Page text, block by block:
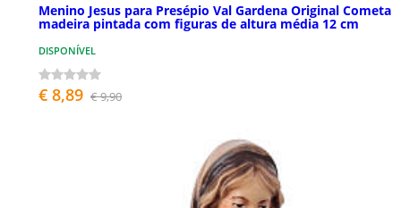
Menino Jesus para Presépio Val Gardena Original Cometa
madeira pintada com figuras de altura média 12 cm
DISPONÍVEL
€ 8,89 € 9,90